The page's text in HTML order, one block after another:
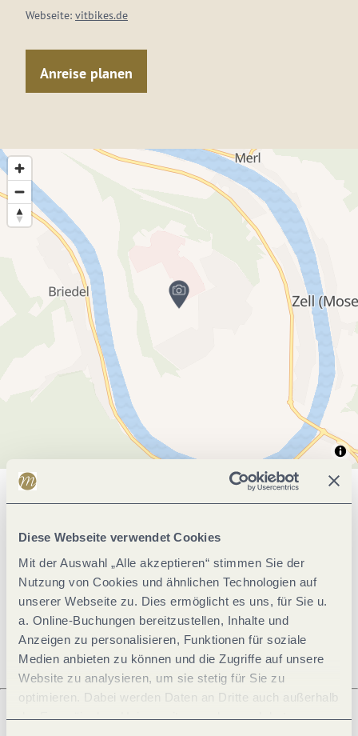
Diese Webseite verwendet Cookies
Mit der Auswahl „Alle akzeptieren“ stimmen Sie der
Nutzung von Cookies und ähnlichen Technologien auf
unserer Webseite zu. Dies ermöglicht es uns, für Sie u.
a. Online-Buchungen bereitzustellen, Inhalte und
Anzeigen zu personalisieren, Funktionen für soziale
Medien anbieten zu können und die Zugriffe auf unsere
Website zu analysieren, um sie stetig für Sie zu
optimieren. Dabei werden Daten an Dritte auch außerhalb
der Europäischen Union weitergegeben und dort
Webseite: vitbikes.de
Anreise planen
Allgemeine Informationen
Öffnungszeiten
Ruhetage